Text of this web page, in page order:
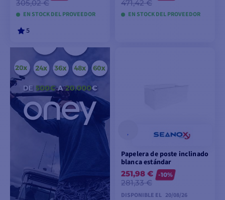
305,02 €
EN STOCK DEL PROVEEDOR
5
VER MODELOS
471,42 €
EN STOCK DEL PROVEEDOR
Papelera de poste inclinado
blanca estándar
251,98 €
281,33 €
-10%
DISPONIBLE EL 20/08/26